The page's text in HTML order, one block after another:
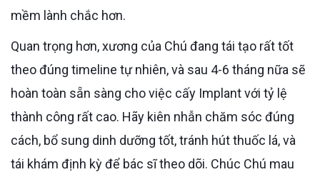
mềm lành chắc hơn.
Quan trọng hơn, xương của Chú đang tái tạo rất tốt
theo đúng timeline tự nhiên, và sau 4-6 tháng nữa sẽ
hoàn toàn sẵn sàng cho việc cấy Implant với tỷ lệ
thành công rất cao. Hãy kiên nhẫn chăm sóc đúng
cách, bổ sung dinh dưỡng tốt, tránh hút thuốc lá, và
tái khám định kỳ để bác sĩ theo dõi. Chúc Chú mau